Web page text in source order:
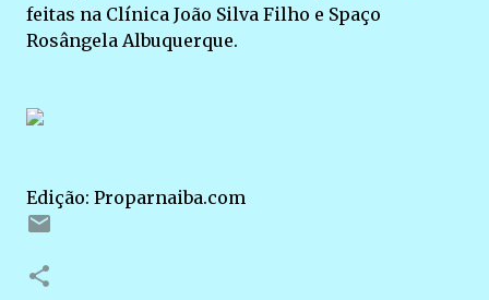
feitas na Clínica João Silva Filho e Spaço
Rosângela Albuquerque.
Edição: Proparnaiba.com